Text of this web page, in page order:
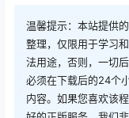
温馨提示：本站提供
整理，仅限用于学习
法用途，否则，一切
必须在下载后的24个
内容。如果您喜欢该